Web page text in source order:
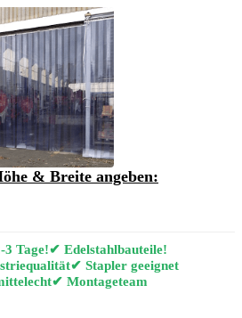
& Breite angeben:
Tage!✔ Edelstahlbauteile!
✔ Stapler geeignet
✔ Montageteam